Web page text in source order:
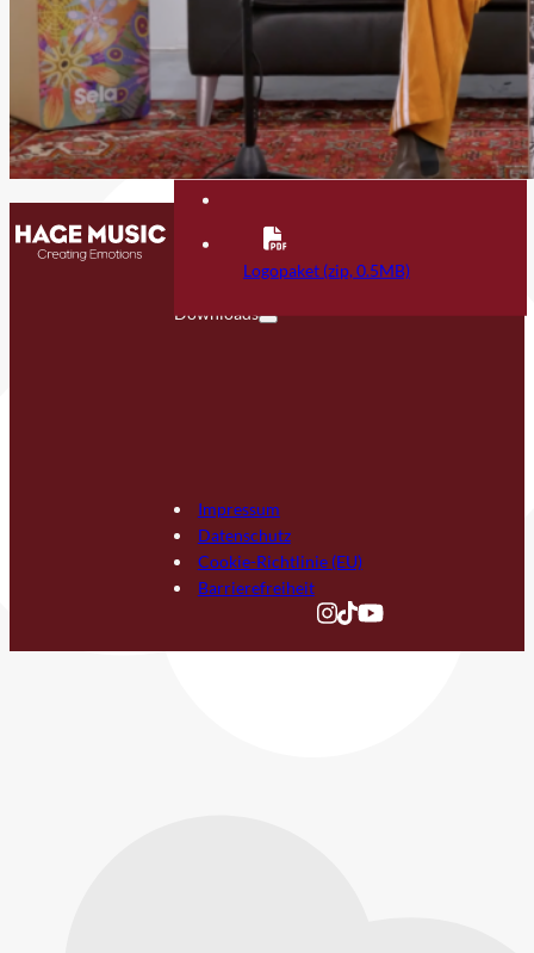
Downloads
Logopaket (zip, 0.5MB)
Impressum
Datenschutz
Cookie-Richtlinie (EU)
Barrierefreiheit